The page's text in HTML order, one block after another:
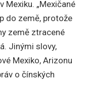
Mexiku. „Mexičané
do země, protože
země ztracené
Jinými slovy,
Mexiko, Arizonu
o čínských